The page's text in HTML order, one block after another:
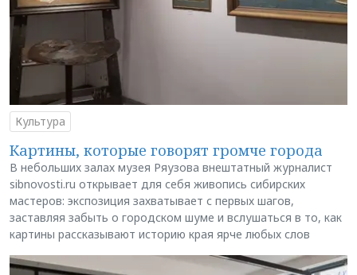
Культура
Картины, которые говорят громче города
В небольших залах музея Ряузова внештатный журналист
sibnovosti.ru открывает для себя живопись сибирских
мастеров: экспозиция захватывает с первых шагов,
заставляя забыть о городском шуме и вслушаться в то, как
картины рассказывают историю края ярче любых слов